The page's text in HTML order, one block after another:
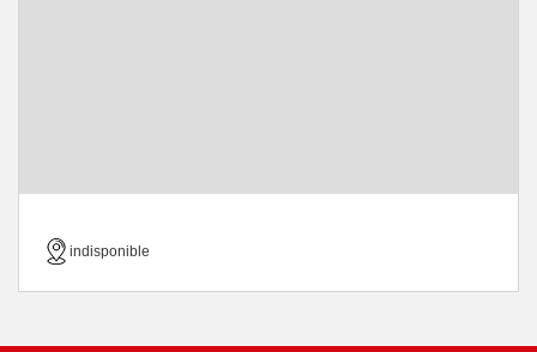
indisponible